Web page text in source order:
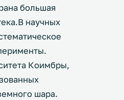
большая
научных
Коимбры,
шара.